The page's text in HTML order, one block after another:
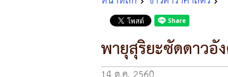
พายุสุริยะซัดดาวอั